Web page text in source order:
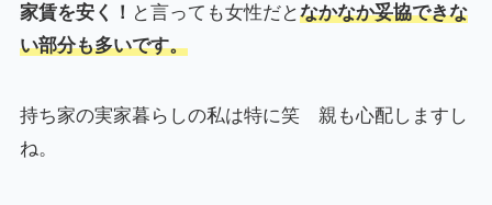
家賃を安く！ と言っても女性だとなかなか妥協できな
い部分も多いです。
持ち家の実家暮らしの私は特に笑 親も心配しますし
ね。